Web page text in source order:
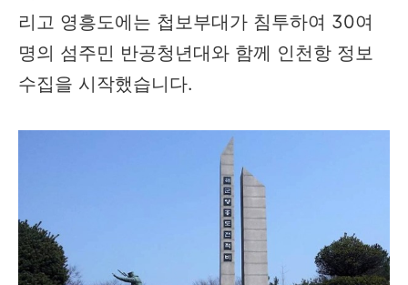
리고 영흥도에는 첩보부대가 침투하여 30여
명의 섬주민 반공청년대와 함께 인천항 정보
수집을 시작했습니다.